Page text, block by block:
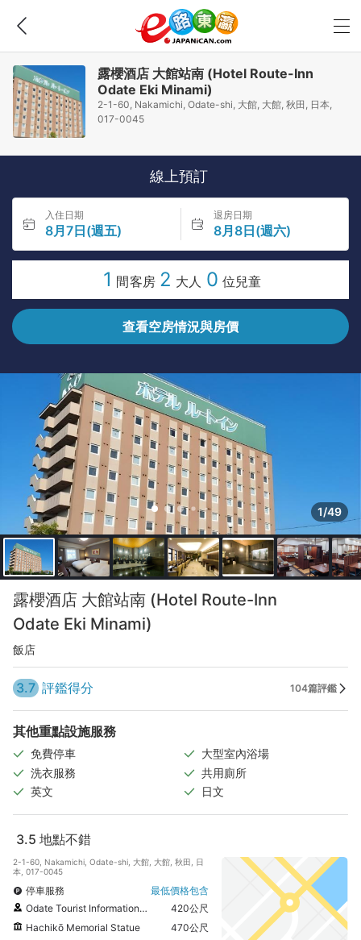
露櫻酒店 大館站南 (Hotel Route-Inn
Odate Eki Minami)
2-1-60, Nakamichi, Odate-shi, 大館, 大館, 秋田, 日本,
017-0045
線上預訂
入住日期
8月7日(週五)
退房日期
8月8日(週六)
1 間客房 2 大人 0 位兒童
查看空房情況與房價
1/49
露櫻酒店 大館站南 (Hotel Route-Inn
Odate Eki Minami)
飯店
3.7 評鑑得分 104篇評鑑
其他重點設施服務
免費停車
大型室內浴場
洗衣服務
共用廁所
英文
日文
3.5 地點不錯
2-1-60, Nakamichi, Odate-shi, 大館, 大館, 秋田, 日
本, 017-0045
停車服務
最低價格包含
Odate Tourist Information Center
420公尺
Hachikō Memorial Statue
470公尺